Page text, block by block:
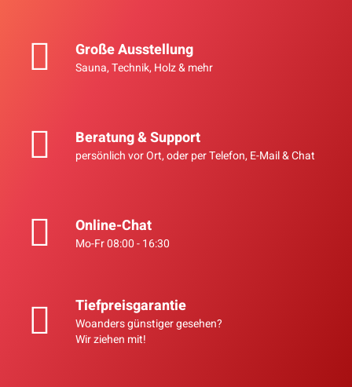
452,90 €*
552,00 €
Große Ausstellung
Sauna, Technik, Holz & mehr
Beratung & Support
persönlich vor Ort, oder per Telefon, E-Mail & Chat
Online-Chat
Mo-Fr 08:00 - 16:30
Tiefpreisgarantie
Woanders günstiger gesehen?
Wir ziehen mit!